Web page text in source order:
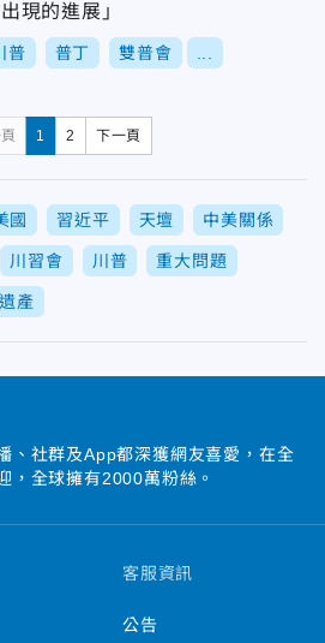
現的進展」
普 普丁 雙普會
1 2 下一頁
國 習近平 天壇 中美關係
川習會 川普 重大問題
產
、社群及App都深獲網友喜愛，在全
，全球擁有2000萬粉絲。
客服資訊
公告